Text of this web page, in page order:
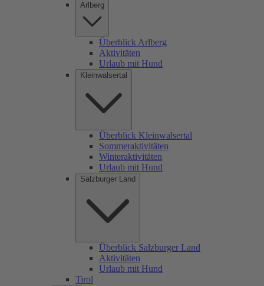
Arlberg
Überblick Arlberg
Aktivitäten
Urlaub mit Hund
Kleinwalsertal
Überblick Kleinwalsertal
Sommeraktivitäten
Winteraktivitäten
Urlaub mit Hund
Salzburger Land
Überblick Salzburger Land
Aktivitäten
Urlaub mit Hund
Tirol